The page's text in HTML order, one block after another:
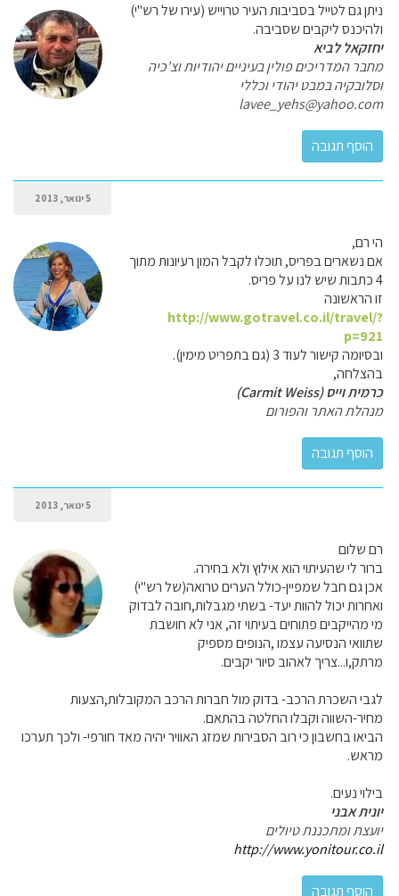
ניתן גם לטייל בסביבות העיר טרוייש (עירו של רש"י)
ולהיכנס ליקבים שסביבה.
יחזקאל לביא
מחבר המדריכים פולין בעיניים יהודיות וצ'כיה
וסלובקיה במבט יהודי וכללי
lavee_yehs@yahoo.com
5 ינואר, 2013
הי רם,
אם נשארים בפריס, תוכלו לקבל המון רעיונות מתוך
4 כתבות שיש לנו על פריס.
זו הראשונה
http://www.gotravel.co.il/travel/?
p=921
ובסיומה קישור לעוד 3 (גם בתפריט מימין).
בהצלחה,
כרמית וייס (Carmit Weiss)
מנהלת האתר והפורום
5 ינואר, 2013
רם שלום
ברור לי שהעיתוי הוא אילוץ ולא בחירה.
אכן גם חבל שמפיין-כולל הערים טרואה(של רש"י)
ואחרות יכול להוות יעד- בשתי מגבלות,חובה לבדוק
מי מהייקבים פתוחים בעיתוי זה, אני לא חושבת
שתוואי הנסיעה עצמו ,הנופים מספיק
מרתק,ו...צריך לאהוב סיור יקבים.
לגבי השכרת הרכב- בדוק מול חברות הרכב המקובלות,הצעות
מחיר-השווה וקבלו החלטה בהתאם.
הביאו בחשבון כי רוב הסבירות שמזג האוויר יהיה מאד חורפי- ולכך תערכו
מראש.
בילוי נעים.
יונית אבני
יועצת ומתכננת טיולים
http://www.yonitour.co.il